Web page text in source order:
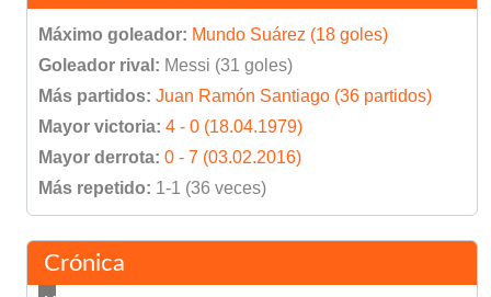
Máximo goleador: Mundo Suárez (18 goles)
Goleador rival: Messi (31 goles)
Más partidos: Juan Ramón Santiago (36 partidos)
Mayor victoria: 4 - 0 (18.04.1979)
Mayor derrota: 0 - 7 (03.02.2016)
Más repetido: 1-1 (36 veces)
Crónica